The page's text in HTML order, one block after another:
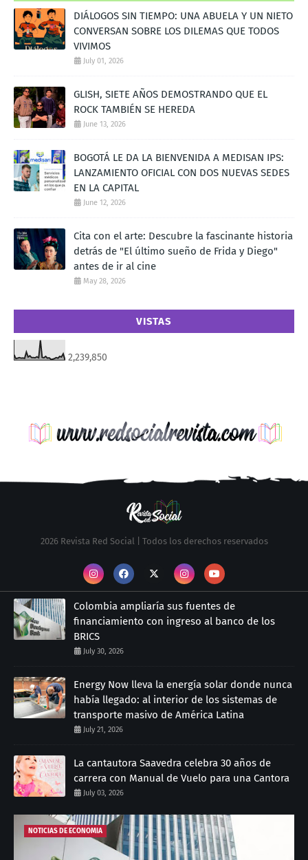
DIÁLOGOS SIN TIEMPO: UNA ABUELA Y UN NIETO
CONVERSAN SOBRE LOS DILEMAS QUE TODOS
VIVIMOS
July 01, 2026
GLISH, SIETE AÑOS DEMOSTRANDO QUE EL
ROCK TAMBIÉN SE HEREDA
June 13, 2026
BOGOTÁ LE DA LA BIENVENIDA A MEDISAN IPS:
LANZAMIENTO OFICIAL CON DOS NUEVAS SEDES
EN LA CAPITAL
June 12, 2026
Cita con el arte: Descubre la fascinante historia
detrás de "El último sueño de Frida y Diego"
antes de ir al cine
May 28, 2026
VISTAS
2,239,850
2026 Revista Red Social | Todos los derechos reservados
Colombia ampliaría sus fuentes de
financiamiento con ingreso al banco de los
BRICS
July 30, 2026
Energy Now lleva la energía solar donde nunca
había llegado: al interior de los sistemas de
transporte masivo de América Latina
July 21, 2026
La cantautora Saavedra celebra 30 años de
carrera con Manual de Vuelo para una Cantora
July 03, 2026
NOTICIAS DE ECONOMIA